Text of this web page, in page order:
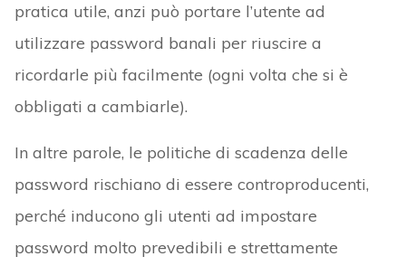
pratica utile, anzi può portare l’utente ad
utilizzare password banali per riuscire a
ricordarle più facilmente (ogni volta che si è
obbligati a cambiarle).
In altre parole, le politiche di scadenza delle
password rischiano di essere controproducenti,
perché inducono gli utenti ad impostare
password molto prevedibili e strettamente